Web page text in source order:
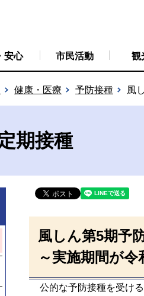
安心 市民活動 観
健康・医療 予防接種 風
期接種
風しん第5期予
～実施期間が
公的な予防接種を受け